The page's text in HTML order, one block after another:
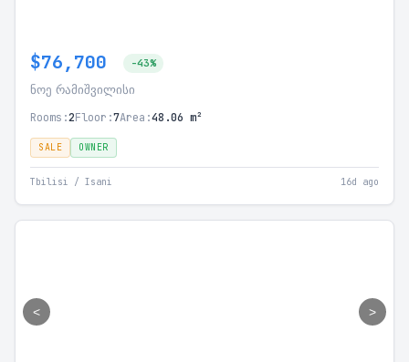
$76,700 -43%
ნოე რამიშვილისი
Rooms:2Floor:7Area:48.06 m²
SALE OWNER
Tbilisi / Isani 16d ago
< >